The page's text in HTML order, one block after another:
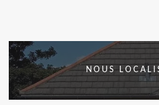
NOUS